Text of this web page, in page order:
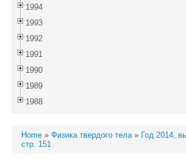
1994
1993
1992
1991
1990
1989
1988
Home » Физика твердого тела» Год 2014,
стр. 151